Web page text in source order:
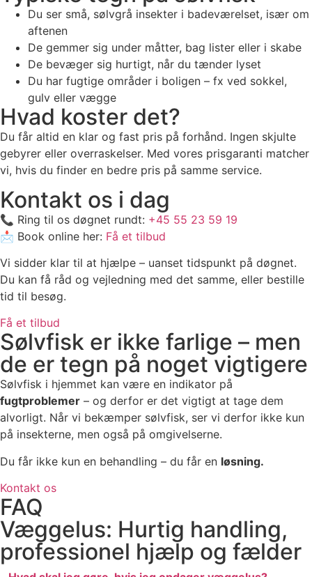
Du ser små, sølvgrå insekter i badeværelset, især om
aftenen
De gemmer sig under måtter, bag lister eller i skabe
De bevæger sig hurtigt, når du tænder lyset
Du har fugtige områder i boligen – fx ved sokkel,
gulv eller vægge
Hvad koster det?
Du får altid en klar og fast pris på forhånd. Ingen skjulte
gebyrer eller overraskelser. Med vores prisgaranti matcher
vi, hvis du finder en bedre pris på samme service.
Kontakt os i dag
📞 Ring til os døgnet rundt: +45 55 23 59 19
📩 Book online her: Få et tilbud
Vi sidder klar til at hjælpe – uanset tidspunkt på døgnet.
Du kan få råd og vejledning med det samme, eller bestille
tid til besøg.
Få et tilbud
Sølvfisk er ikke farlige – men
de er tegn på noget vigtigere
Sølvfisk i hjemmet kan være en indikator på
fugtproblemer – og derfor er det vigtigt at tage dem
alvorligt. Når vi bekæmper sølvfisk, ser vi derfor ikke kun
på insekterne, men også på omgivelserne.
Du får ikke kun en behandling – du får en løsning.
Kontakt os
FAQ
Væggelus: Hurtig handling,
professionel hjælp og fælder